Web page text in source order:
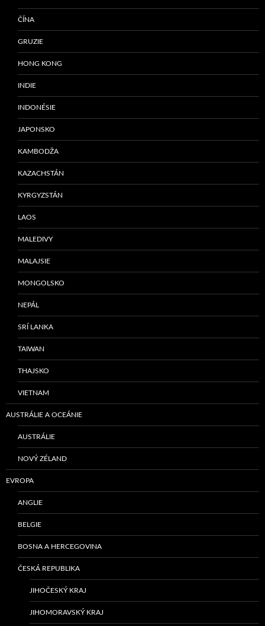
ČÍNA
GRUZIE
HONG KONG
INDIE
INDONÉSIE
JAPONSKO
KAMBODŽA
KAZACHSTÁN
KYRGYZSTÁN
LAOS
MALEDIVY
MALAJSIE
MONGOLSKO
NEPÁL
SRÍ LANKA
TAIWAN
THAJSKO
VIETNAM
AUSTRÁLIE A OCEÁNIE
AUSTRÁLIE
NOVÝ ZÉLAND
EVROPA
ANGLIE
BELGIE
BOSNA A HERCEGOVINA
ČESKÁ REPUBLIKA
JIHOČESKÝ KRAJ
JIHOMORAVSKÝ KRAJ